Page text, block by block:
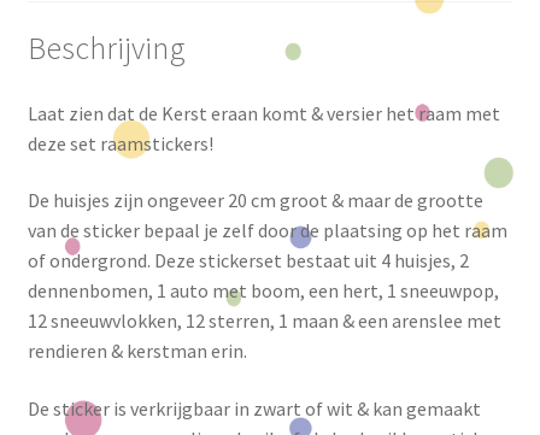
Beschrijving
Laat zien dat de Kerst eraan komt & versier het raam met
deze set raamstickers!
De huisjes zijn ongeveer 20 cm groot & maar de grootte
van de sticker bepaal je zelf door de plaatsing op het raam
of ondergrond. Deze stickerset bestaat uit 4 huisjes, 2
dennenbomen, 1 auto met boom, een hert, 1 sneeuwpop,
12 sneeuwvlokken, 12 sterren, 1 maan & een arenslee met
rendieren & kerstman erin.
De sticker is verkrijgbaar in zwart of wit & kan gemaakt